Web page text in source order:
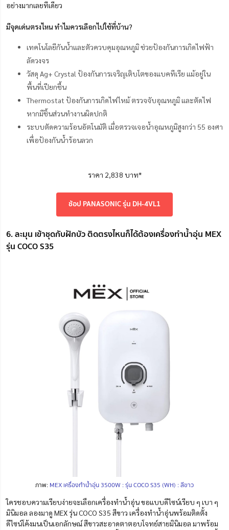
อย่างมากเลยทีเดียว
มีจุดเด่นตรงไหน ทำไมควรเลือกไปใช้ที่บ้าน?
เทคโนโลยีกันน้ำและตัวควบคุมอุณหภูมิ ช่วยป้องกันการเกิดไฟฟ้า
ลัดวงจร
วัสดุ Ag+ Crystal ป้องกันการเจริญเติบโตของแบคทีเรีย แม้อยู่ใน
พื้นที่เปียกชื้น
Thermostat ป้องกันการเกิดไฟไหม้ ตรวจจับอุณหภูมิ และตัดไฟ
หากมีชิ้นส่วนทำงานผิดปกติ
ระบบตัดความร้อนอัตโนมัติ เมื่อตรวจเจอน้ำอุณหภูมิสูงกว่า 55 องศา
เพื่อป้องกันน้ำร้อนลวก
ราคา 2,838 บาท*
ช้อป PANASONIC รุ่น DH-4VL1
6. ละมุน เข้าชุดกับฝักบัว ติดตรงไหนก็ได้ต้องเครื่องทำน้ำอุ่น MEX
รุ่น COCO S35
ภาพ: MEX เครื่องทำน้ำอุ่น 3500W : รุ่น COCO S35 (WH) : สีขาว
ใครชอบความเรียบง่ายจะเลือกเครื่องทําน้ำอุ่น ขอแบบดีไซน์เรียบ ๆ เบา ๆ
มินิมอล ลองมาดู MEX รุ่น COCO S35 สีขาว เครื่องทำน้ำอุ่นพร้อมติดตั้ง
ดีไซน์โค้งมนเป็นเอกลักษณ์ สีขาวสะอาดตาตอบโจทย์สายมินิมอล มาพร้อม